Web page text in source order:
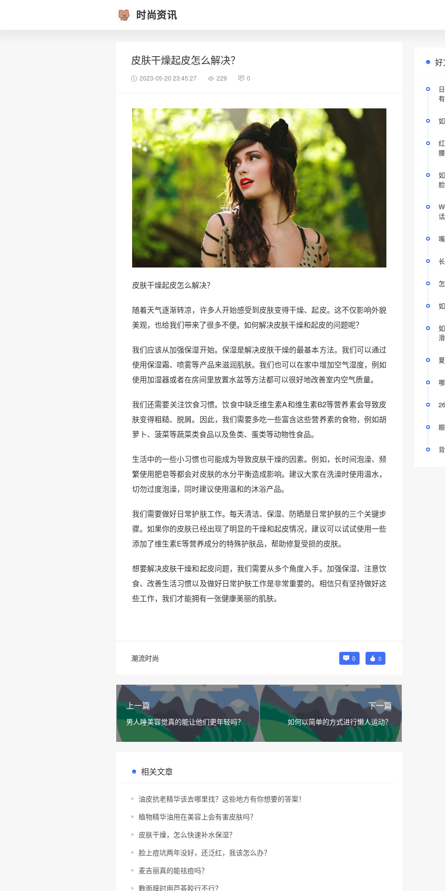
时尚资讯
皮肤干燥起皮怎么解决？
2023-05-20 23:45:27 229 0
皮肤干燥起皮怎么解决？
随着天气逐渐转凉，许多人开始感受到皮肤变得干燥、起皮。这不仅影响外貌
美观，也给我们带来了很多不便。如何解决皮肤干燥和起皮的问题呢？
我们应该从加强保湿开始。保湿是解决皮肤干燥的最基本方法。我们可以通过
使用保湿霜、喷雾等产品来滋润肌肤。我们也可以在家中增加空气湿度，例如
使用加湿器或者在房间里放置水盆等方法都可以很好地改善室内空气质量。
我们还需要关注饮食习惯。饮食中缺乏维生素A和维生素B2等营养素会导致皮
肤变得粗糙、脱屑。因此，我们需要多吃一些富含这些营养素的食物，例如胡
萝卜、菠菜等蔬菜类食品以及鱼类、蛋类等动物性食品。
生活中的一些小习惯也可能成为导致皮肤干燥的因素。例如，长时间泡澡、频
繁使用肥皂等都会对皮肤的水分平衡造成影响。建议大家在洗澡时使用温水，
切勿过度泡澡，同时建议使用温和的沐浴产品。
我们需要做好日常护肤工作。每天清洁、保湿、防晒是日常护肤的三个关键步
骤。如果你的皮肤已经出现了明显的干燥和起皮情况，建议可以试试使用一些
添加了维生素E等营养成分的特殊护肤品，帮助修复受损的皮肤。
想要解决皮肤干燥和起皮问题，我们需要从多个角度入手。加强保湿、注意饮
食、改善生活习惯以及做好日常护肤工作是非常重要的。相信只有坚持做好这
些工作，我们才能拥有一张健康美丽的肌肤。
潮流时尚 0 0
上一篇
男人睡美容觉真的能让他们更年轻吗？
下一篇
如何以简单的方式进行懒人运动？
相关文章
油皮抗老精华该去哪里找？这些地方有你想要的答案！
植物精华油用在美容上会有害皮肤吗？
皮肤干燥，怎么快速补水保湿？
脸上痘坑两年没好，还泛红，我该怎么办？
麦吉丽真的能祛痘吗？
敷面膜时用芦荟胶行不行？
好
脸
话
滑